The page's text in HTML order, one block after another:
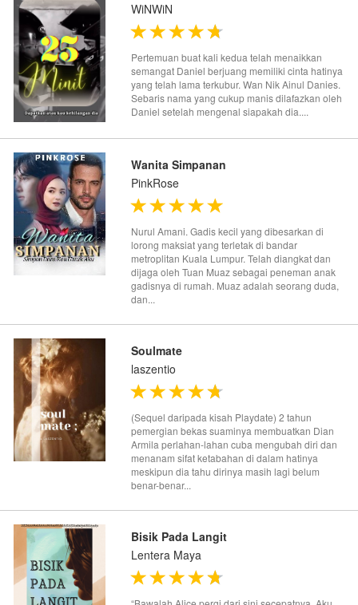
WiNWiN
Pertemuan buat kali kedua telah menaikkan
semangat Daniel berjuang memiliki cinta hatinya
yang telah lama terkubur. Wan Nik Ainul Danies.
Sebaris nama yang cukup manis dilafazkan oleh
Daniel setelah mengenal siapakah dia....
Wanita Simpanan
PinkRose
Nurul Amani. Gadis kecil yang dibesarkan di
lorong maksiat yang terletak di bandar
metroplitan Kuala Lumpur. Telah diangkat dan
dijaga oleh Tuan Muaz sebagai peneman anak
gadisnya di rumah. Muaz adalah seorang duda,
dan...
Soulmate
laszentio
(Sequel daripada kisah Playdate) 2 tahun
pemergian bekas suaminya membuatkan Dian
Armila perlahan-lahan cuba mengubah diri dan
menanam sifat ketabahan di dalam hatinya
meskipun dia tahu dirinya masih lagi belum
benar-benar...
Bisik Pada Langit
Lentera Maya